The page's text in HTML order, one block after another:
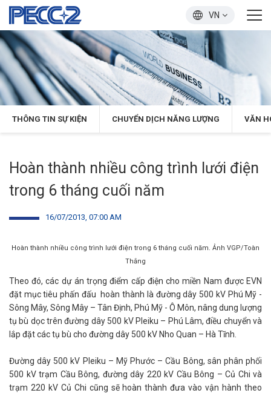
VN
THÔNG TIN SỰ KIỆN CHUYỂN DỊCH NĂNG LƯỢNG VĂN
Hoàn thành nhiều công trình lưới điện
trong 6 tháng cuối năm
16/07/2013, 07:00 AM
Hoàn thành nhiều công trình lưới điện trong 6 tháng cuối năm. Ảnh VGP/Toàn
Thắng
Theo đó, các dự án trọng điểm cấp điện cho miền Nam được EVN
đặt mục tiêu phấn đấu hoàn thành là đường dây 500 kV Phú Mỹ -
Sông Mây, Sông Mây – Tân Định, Phú Mỹ - Ô Môn, nâng dung lượng
tụ bù dọc trên đường dây 500 kV Pleiku – Phú Lâm, điều chuyển và
lắp đặt các tụ bù cho đường dây 500 kV Nho Quan – Hà Tĩnh.
Đường dây 500 kV Pleiku – Mỹ Phước – Cầu Bông, sân phân phối
500 kV trạm Cầu Bông, đường dây 220 kV Cầu Bông – Củ Chi và
trạm 220 kV Củ Chi cũng sẽ hoàn thành đưa vào vận hành theo